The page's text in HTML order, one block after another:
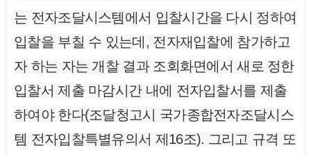
는 전자조달시스템에서 입찰시간을 다시 정하여
입찰을 부칠 수 있는데, 전자재입찰에 참가하고
자 하는 자는 개찰 결과 조회화면에서 새로 정한
입찰서 제출 마감시간 내에 전자입찰서를 제출
하여야 한다(조달청고시 국가종합전자조달시스
템 전자입찰특별유의서 제16조). 그리고 규격 또